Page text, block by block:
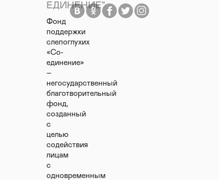
ЕДИНЕНИЕ"
Фонд
поддержки
слепоглухих
«Со-
единение»
–
негосударственный
благотворительный
фонд,
созданный
с
целью
содействия
лицам
с
одновременным